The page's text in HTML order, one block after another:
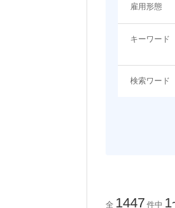
営業・アカウントエグゼクティブ
雇用形態
キーワード
開発言語・フレームワークに関す
検索ワード
全 1447 件中